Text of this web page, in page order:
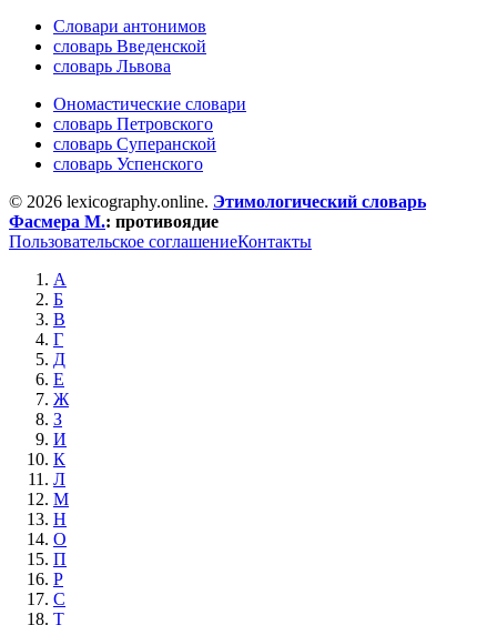
Словари антонимов
словарь Введенской
словарь Львова
Ономастические словари
словарь Петровского
словарь Суперанской
словарь Успенского
© 2026 lexicography.online. Этимологический словарь
Фасмера М.: противоядие
Пользовательское соглашениеКонтакты
А
Б
В
Г
Д
Е
Ж
З
И
К
Л
М
Н
О
П
Р
С
Т